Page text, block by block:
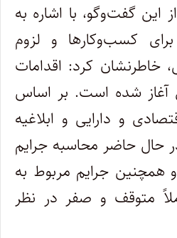
گفت‌وگو، با اشاره به
کسب‌وکارها و لزوم
خاطرنشان کرد: اقدامات
شده است. بر اساس
و دارایی و ابلاغیه
حال حاضر محاسبه جرایم
همچنین جرایم مربوط به
متوقف و صفر در نظر